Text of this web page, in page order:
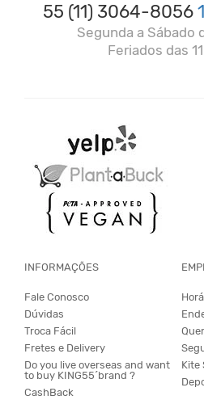
55 (11) 3064-8056
Segunda a Sábado
Feriados das
INFORMAÇÕES
Fale Conosco
Dúvidas
Troca Fácil
Fretes e Delivery
Do you live overseas and want
to buy KING55´brand ?
CashBack
Kite